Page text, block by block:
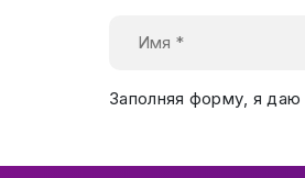
Заполняя форму, я даю